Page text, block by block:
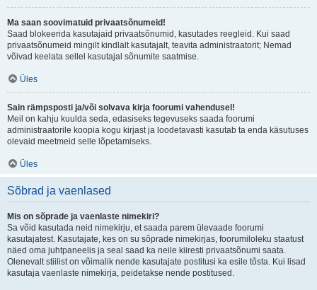
Ma saan soovimatuid privaatsõnumeid!
Saad blokeerida kasutajaid privaatsõnumid, kasutades reegleid. Kui saad
privaatsõnumeid mingilt kindlalt kasutajalt, teavita administraatorit; Nemad
võivad keelata sellel kasutajal sõnumite saatmise.
Üles
Sain rämpsposti ja/või solvava kirja foorumi vahendusel!
Meil on kahju kuulda seda, edasiseks tegevuseks saada foorumi
administraatorile koopia kogu kirjast ja loodetavasti kasutab ta enda käsutuses
olevaid meetmeid selle lõpetamiseks.
Üles
Sõbrad ja vaenlased
Mis on sõprade ja vaenlaste nimekiri?
Sa võid kasutada neid nimekirju, et saada parem ülevaade foorumi
kasutajatest. Kasutajate, kes on su sõprade nimekirjas, foorumiloleku staatust
näed oma juhtpaneelis ja seal saad ka neile kiiresti privaatsõnumi saata.
Olenevalt stiilist on võimalik nende kasutajate postitusi ka esile tõsta. Kui lisad
kasutaja vaenlaste nimekirja, peidetakse nende postitused.